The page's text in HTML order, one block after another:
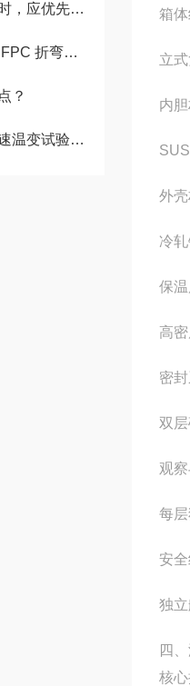
哪些技术指标？
折弯机？
？
内空气温度一致吗？
箱
立
内
外
冷
保
高
密
双
观
每
安
独
四
核